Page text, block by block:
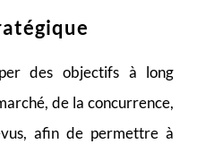
des objectifs à long
de la concurrence,
afin de permettre à